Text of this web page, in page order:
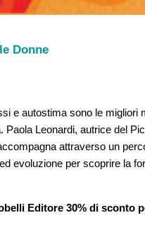
Donne
e autostima sono le migliori
Paola Leonardi, autrice del
attraverso un
evoluzione per scoprire la
Editore 30% di sconto